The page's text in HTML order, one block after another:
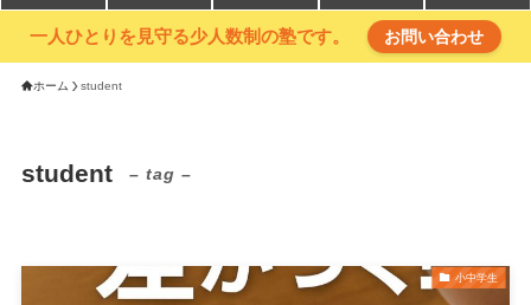
一人ひとりを見守る少人数制の塾です。 お問い合わせ
ホーム student
student – tag –
小中学生